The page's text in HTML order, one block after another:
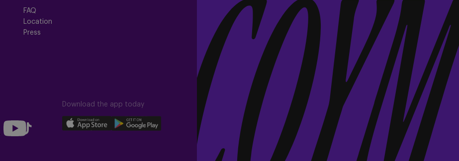
FAQ
Location
Press
Follow
us
Follow
us
Download the app today
Download
Download